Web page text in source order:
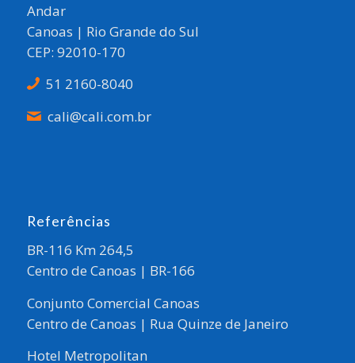
Andar
Canoas | Rio Grande do Sul
CEP: 92010-170
51 2160-8040
cali@cali.com.br
Referências
BR-116 Km 264,5
Centro de Canoas | BR-166
Conjunto Comercial Canoas
Centro de Canoas | Rua Quinze de Janeiro
Hotel Metropolitan